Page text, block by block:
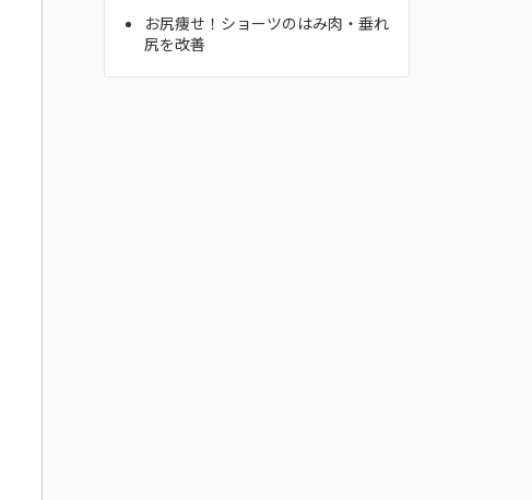
お尻痩せ！ショーツのはみ肉・垂れ
尻を改善